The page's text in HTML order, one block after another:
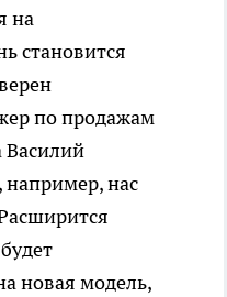
на
становится
по продажам
Василий
например, нас
новая модель,